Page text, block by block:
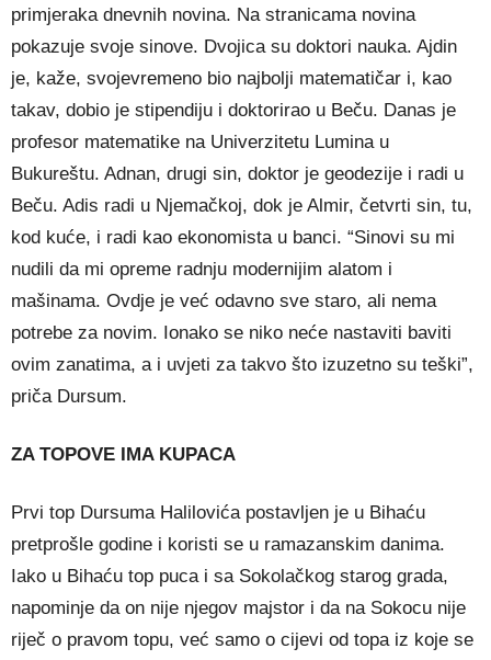
primjeraka dnevnih novina. Na stranicama novina
pokazuje svoje sinove. Dvojica su doktori nauka. Ajdin
je, kaže, svojevremeno bio najbolji matematičar i, kao
takav, dobio je stipendiju i doktorirao u Beču. Danas je
profesor matematike na Univerzitetu Lumina u
Bukureštu. Adnan, drugi sin, doktor je geodezije i radi u
Beču. Adis radi u Njemačkoj, dok je Almir, četvrti sin, tu,
kod kuće, i radi kao ekonomista u banci. “Sinovi su mi
nudili da mi opreme radnju modernijim alatom i
mašinama. Ovdje je već odavno sve staro, ali nema
potrebe za novim. Ionako se niko neće nastaviti baviti
ovim zanatima, a i uvjeti za takvo što izuzetno su teški”,
priča Dursum.
ZA TOPOVE IMA KUPACA
Prvi top Dursuma Halilovića postavljen je u Bihaću
pretprošle godine i koristi se u ramazanskim danima.
Iako u Bihaću top puca i sa Sokolačkog starog grada,
napominje da on nije njegov majstor i da na Sokocu nije
riječ o pravom topu, već samo o cijevi od topa iz koje se